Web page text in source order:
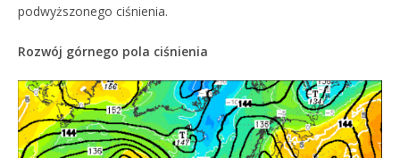
podwyższonego ciśnienia.
Rozwój górnego pola ciśnienia